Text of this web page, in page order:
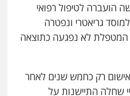
הועברה לטיפול רפואי
גריאטרי ונפטרה
המטפלת לא נפגעה כתוצאה
רק כחמש שנים לאחר
שחלה התיישנות על